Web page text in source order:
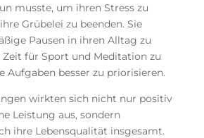
musste, um ihren Stress zu
Grübelei zu beenden. Sie
Pausen in ihren Alltag zu
für Sport und Meditation zu
Aufgaben besser zu priorisieren.
wirkten sich nicht nur positiv
Leistung aus, sondern
ihre Lebensqualität insgesamt.